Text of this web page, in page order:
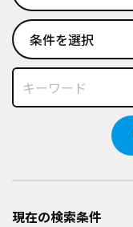
条件を選択
現在の検索条件